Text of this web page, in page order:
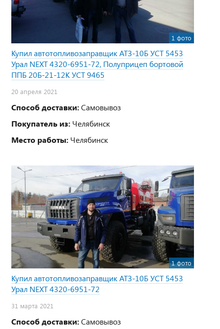
1 фото
Купил автотопливозаправщик АТЗ-10Б УСТ 5453
Урал NEXT 4320-6951-72, Полуприцеп бортовой
ППБ 20Б-21-12К УСТ 9465
20 апреля 2021
Способ доставки:Самовывоз
Покупатель из: Челябинск
Место работы: Челябинск
1 фото
Купил автотопливозаправщик АТЗ-10Б УСТ 5453
Урал NEXT 4320-6951-72
31 марта 2021
Способ доставки:Самовывоз